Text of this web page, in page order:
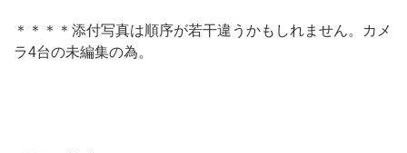
＊＊＊＊添付写真は順序が若干違うかもしれません。カメ
ラ4台の未編集の為。